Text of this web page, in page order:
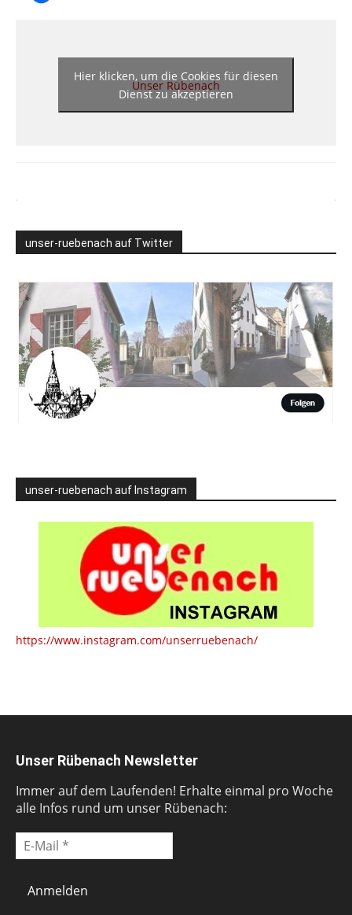
Unser Rübenach
Hier klicken, um die Cookies für diesen
Dienst zu akzeptieren
unser-ruebenach auf Twitter
unser-ruebenach auf Instagram
https://www.instagram.com/unserruebenach/
Unser Rübenach Newsletter
Immer auf dem Laufenden! Erhalte einmal pro Woche
alle Infos rund um unser Rübenach: